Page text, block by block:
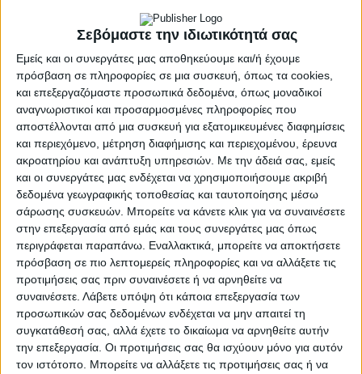
Σεβόμαστε την ιδιωτικότητά σας
Εμείς και οι συνεργάτες μας αποθηκεύουμε και/ή έχουμε
πρόσβαση σε πληροφορίες σε μια συσκευή, όπως τα cookies,
και επεξεργαζόμαστε προσωπικά δεδομένα, όπως μοναδικοί
αναγνωριστικοί και προσαρμοσμένες πληροφορίες που
αποστέλλονται από μια συσκευή για εξατομικευμένες διαφημίσεις
και περιεχόμενο, μέτρηση διαφήμισης και περιεχομένου, έρευνα
ακροατηρίου και ανάπτυξη υπηρεσιών. Με την άδειά σας, εμείς
και οι συνεργάτες μας ενδέχεται να χρησιμοποιήσουμε ακριβή
δεδομένα γεωγραφικής τοποθεσίας και ταυτοποίησης μέσω
σάρωσης συσκευών. Μπορείτε να κάνετε κλικ για να συναινέσετε
στην επεξεργασία από εμάς και τους συνεργάτες μας όπως
περιγράφεται παραπάνω. Εναλλακτικά, μπορείτε να αποκτήσετε
πρόσβαση σε πιο λεπτομερείς πληροφορίες και να αλλάξετε τις
προτιμήσεις σας πριν συναινέσετε ή να αρνηθείτε να
συναινέσετε. Λάβετε υπόψη ότι κάποια επεξεργασία των
προσωπικών σας δεδομένων ενδέχεται να μην απαιτεί τη
συγκατάθεσή σας, αλλά έχετε το δικαίωμα να αρνηθείτε αυτήν
την επεξεργασία. Οι προτιμήσεις σας θα ισχύουν μόνο για αυτόν
τον ιστότοπο. Μπορείτε να αλλάξετε τις προτιμήσεις σας ή να
Λακωνίας, σας προσκαλούν στη διαδικτυακή
εκδήλωση με θέμα:
«Παρουσίαση υφιστάμενων και νέων
Χρηματοδοτικών Εργαλείων»
από την Ελληνική Αναπτυξιακή Τράπεζα-HDB,
τηνΔευτέρα 6 Φεβρουαρίου 2023καιώρα 18:30.
Η Ελληνική Αναπτυξιακή Τράπεζα με κύριο στόχο την
προώθηση της δίκαιης και βιώσιμης οικονομικής
ανάπτυξης, επιζητεί, τη στήριξη της
επιχειρηματικότητας, τη διευκόλυνση πρόσβασης των
επιχειρήσεων σε χρηματοδοτικά εργαλεία,
καλύπτοντας δυσλειτουργίες και ανεπάρκειες της
αγοράς, την ενίσχυση της καινοτομίας και της
ανταγωνιστικότητας, την προσέλκυση κεφαλαίων και
την προώθηση των επενδύσεων στην χώρα μας.